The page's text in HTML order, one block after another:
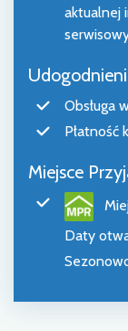
aktualnej
Obsługa
Płatność
Miejsce
Daty